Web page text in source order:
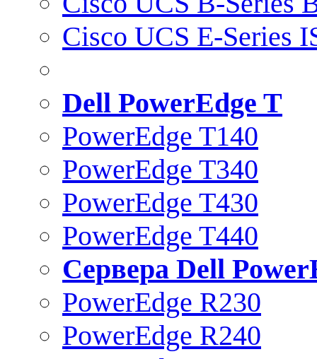
Cisco UCS E-Series
Dell PowerEdge T
PowerEdge T140
PowerEdge T340
PowerEdge T430
PowerEdge T440
Сервера Dell
PowerEdge R230
PowerEdge R240